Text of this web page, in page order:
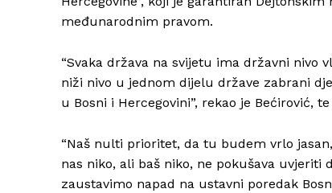
međunarodnim pravom.
“Svaka država na svijetu ima državni nivo
niži nivo u jednom dijelu države zabrani
u Bosni i Hercegovini”, rekao je Bećirović,
“Naš nulti prioritet, da tu budem vrlo
nas niko, ali baš niko, ne pokušava
zaustavimo napad na ustavni poredak